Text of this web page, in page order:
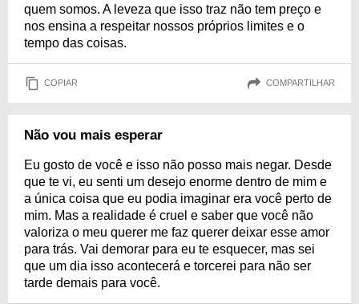
quem somos. A leveza que isso traz não tem preço e
nos ensina a respeitar nossos próprios limites e o
tempo das coisas.
COPIAR COMPARTILHAR
Não vou mais esperar
Eu gosto de você e isso não posso mais negar. Desde
que te vi, eu senti um desejo enorme dentro de mim e
a única coisa que eu podia imaginar era você perto de
mim. Mas a realidade é cruel e saber que você não
valoriza o meu querer me faz querer deixar esse amor
para trás. Vai demorar para eu te esquecer, mas sei
que um dia isso acontecerá e torcerei para não ser
tarde demais para você.